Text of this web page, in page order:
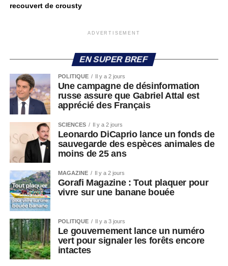
recouvert de crousty
ADVERTISEMENT
EN SUPER BREF
POLITIQUE Il y a 2 jours
Une campagne de désinformation
russe assure que Gabriel Attal est
apprécié des Français
SCIENCES Il y a 2 jours
Leonardo DiCaprio lance un fonds de
sauvegarde des espèces animales de
moins de 25 ans
MAGAZINE Il y a 2 jours
Gorafi Magazine : Tout plaquer pour
vivre sur une banane bouée
POLITIQUE Il y a 3 jours
Le gouvernement lance un numéro
vert pour signaler les forêts encore
intactes